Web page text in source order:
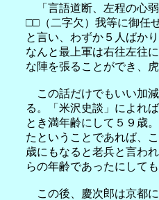
「言語道断、左程の心
□□ （二字欠）我等に御任
と言い、わずか５人ばか
なんと最上軍は右往左往
な陣を張ることができ、
この話だけでもいい加
る。「米沢史談」によれ
とき満年齢にして５９歳
たということであれば、
歳にもなると老兵と言わ
らの年齢であったにして
この後、慶次郎は京都